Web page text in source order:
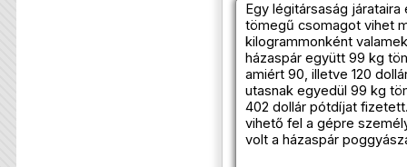
Egy légitársaság
tömegű csomagot vihet
kilogrammonként
házaspár együtt 99 kg
amiért 90, illetve 120
utasnak egyedül 99 kg
402 dollár pótdíjat
vihető fel a gépre
volt a házaspár